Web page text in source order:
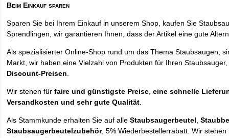
Beim Einkauf sparen
Sparen Sie bei Ihrem Einkauf in unserem Shop, kaufen Sie
Sprendlingen, wir garantieren Ihnen, dass der Artikel eine gute
Als spezialisierter Online-Shop rund um das Thema Staubsaugen,
Markt, wir haben eine Vielzahl von Produkten für Ihren
Discount-Preisen
Wir stehen fürfaire und günstigste Preise ,eine schnelle
Versandkosten und sehr gute Qualität
Als Stammkunde erhalten Sie auf alleStaubsaugerbeutel ,
Staubsaugerbeutelzubehör, 5% Wiederbestellerrabatt. Wir